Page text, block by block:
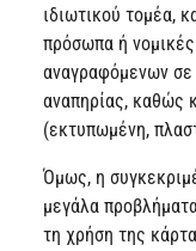
ιδιωτικού τομέα,
πρόσωπα ή
αναγραφόμενων σε
αναπηρίας, καθώς
(εκτυπωμένη,
Όμως, η
μεγάλα
τη χρήση της